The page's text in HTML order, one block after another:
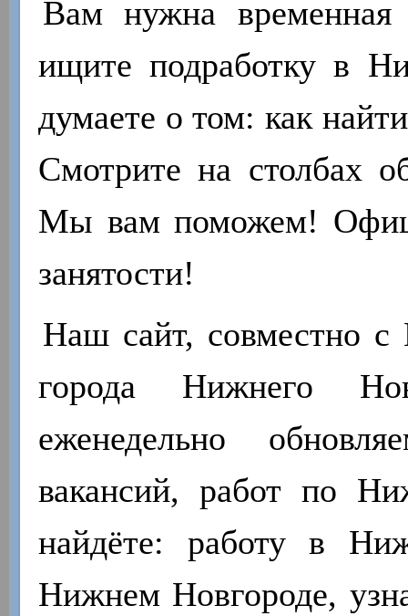
Вам нужна временная
ищите подработку в
думаете о том: как
Смотрите на столбах
Мы вам поможем!
занятости!
Наш сайт, совместно с
города Нижнего
еженедельно
вакансий, работ по
найдёте: работу в
Нижнем Новгороде,